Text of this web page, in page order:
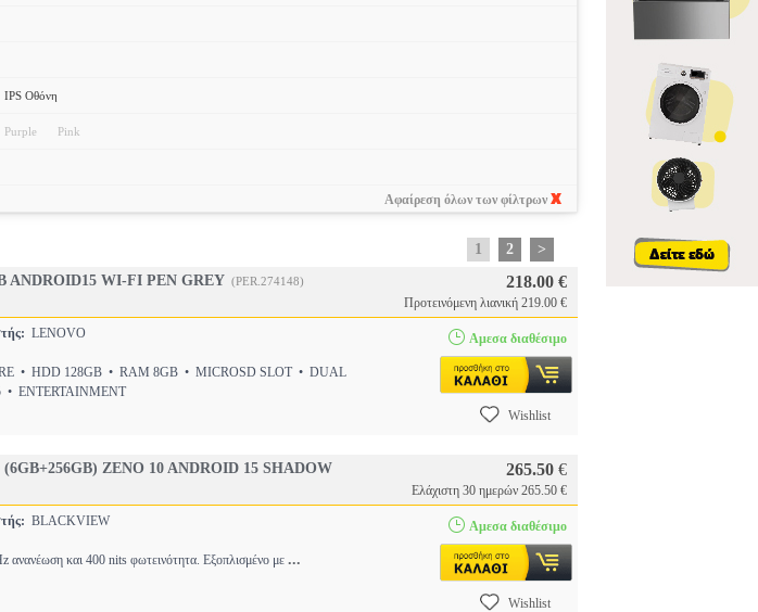
IPS Οθόνη
Purple Pink
Αφαίρεση όλων των φίλτρων
1 2
>
ANDROID15 WI-FI PEN GREY (PER.274148) 218.00 €
Προτεινόμενη λιανική 219.00 €
LENOVO
• HDD 128GB • RAM 8GB • MICROSD SLOT • DUAL
ENTERTAINMENT
Αμεσα διαθέσιμο
Wishlist
ZENO 10 ANDROID 15 SHADOW
265.50 €
Ελάχιστη 30 ημερών 265.50 €
BLACKVIEW
και 400 nits φωτεινότητα. Εξοπλισμένο με ...
Αμεσα διαθέσιμο
Wishlist